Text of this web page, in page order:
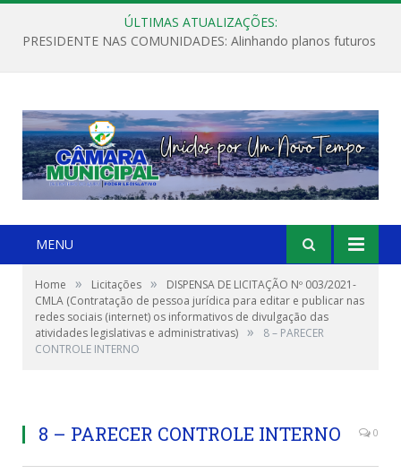
ÚLTIMAS ATUALIZAÇÕES:
PRESIDENTE NAS COMUNIDADES: Alinhando planos futuros
MENU
Home » Licitações »
DISPENSA DE LICITAÇÃO Nº 003/2021-
CMLA (Contratação de pessoa jurídica para editar e publicar nas
redes sociais (internet) os informativos de divulgação das
atividades legislativas e administrativas) »
8 – PARECER
CONTROLE INTERNO
8 – PARECER CONTROLE INTERNO 0